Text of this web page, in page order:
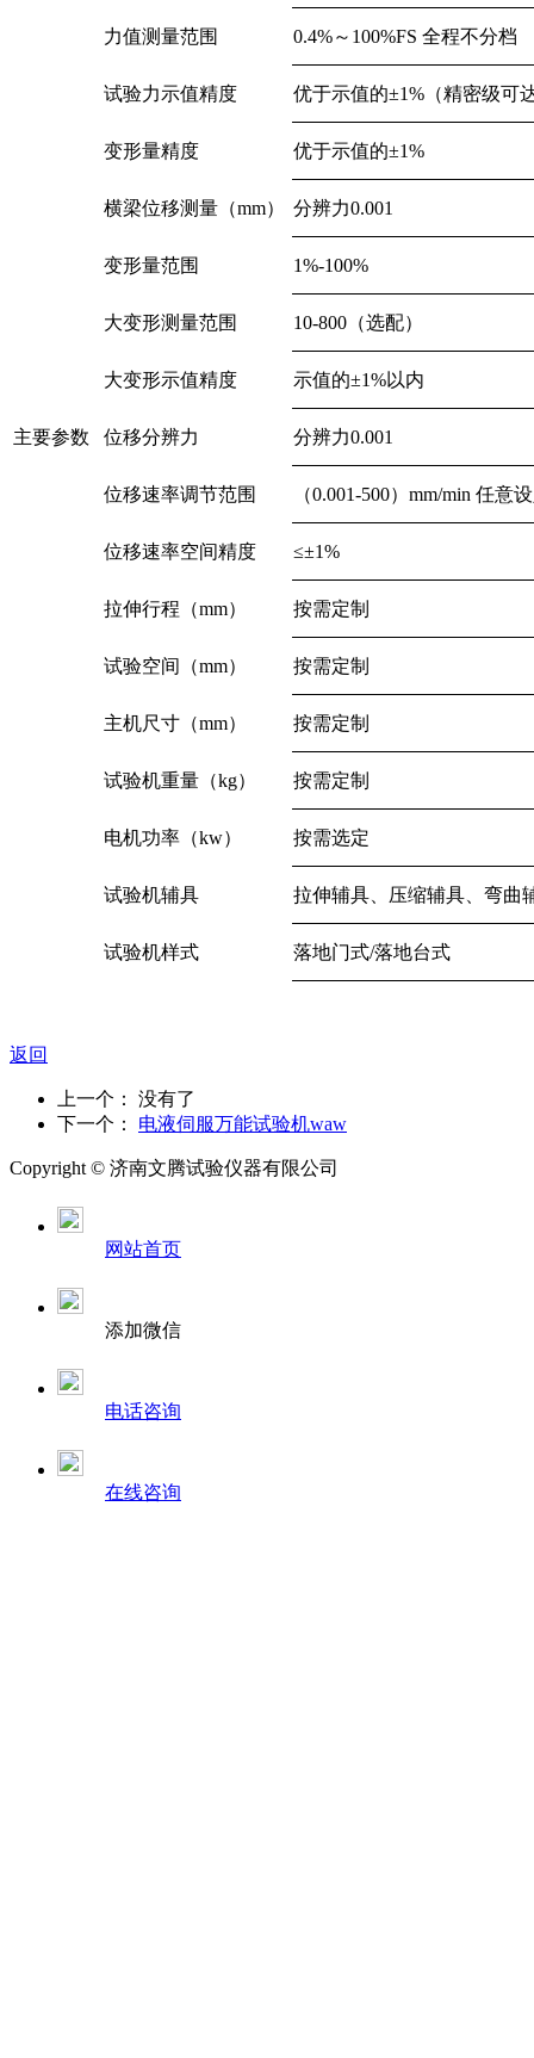
主要参数
力值测量范围 0.4%～100%FS 全程不分档
试验力示值精度 优于示值的±1%（精密级可
变形量精度 优于示值的±1%
横梁位移测量（mm） 分辨力0.001
变形量范围 1%-100%
大变形测量范围 10-800（选配）
大变形示值精度 示值的±1%以内
位移分辨力 分辨力0.001
位移速率调节范围 （0.001-500）mm/min 任意
位移速率空间精度 ≤±1%
拉伸行程（mm） 按需定制
试验空间（mm） 按需定制
主机尺寸（mm） 按需定制
试验机重量（kg） 按需定制
电机功率（kw） 按需选定
试验机辅具 拉伸辅具、压缩辅具、弯曲
试验机样式 落地门式/落地台式
返回
上一个： 没有了
下一个： 电液伺服万能试验机waw
Copyright © 济南文腾试验仪器有限公司
网站首页
添加微信
电话咨询
在线咨询